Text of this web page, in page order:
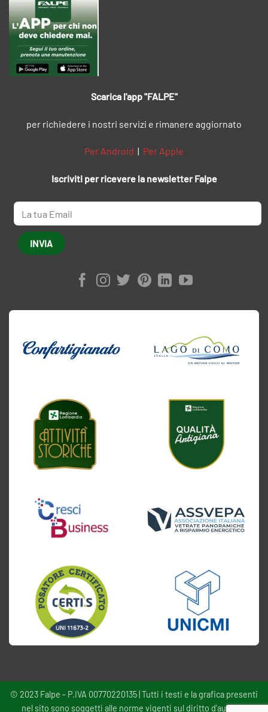
Scarica l'app "FALPE"
per richiedere i nostri servizi e rimanere aggiornato
Per Android | Per Apple
Iscriviti per ricevere la newsletter Falpe
© 2023 Falpe - P.IVA 00770220135 | Tutti i testi e la grafica presenti
nel sito sono soggetti alle norme vigenti sul diritto d'autore -